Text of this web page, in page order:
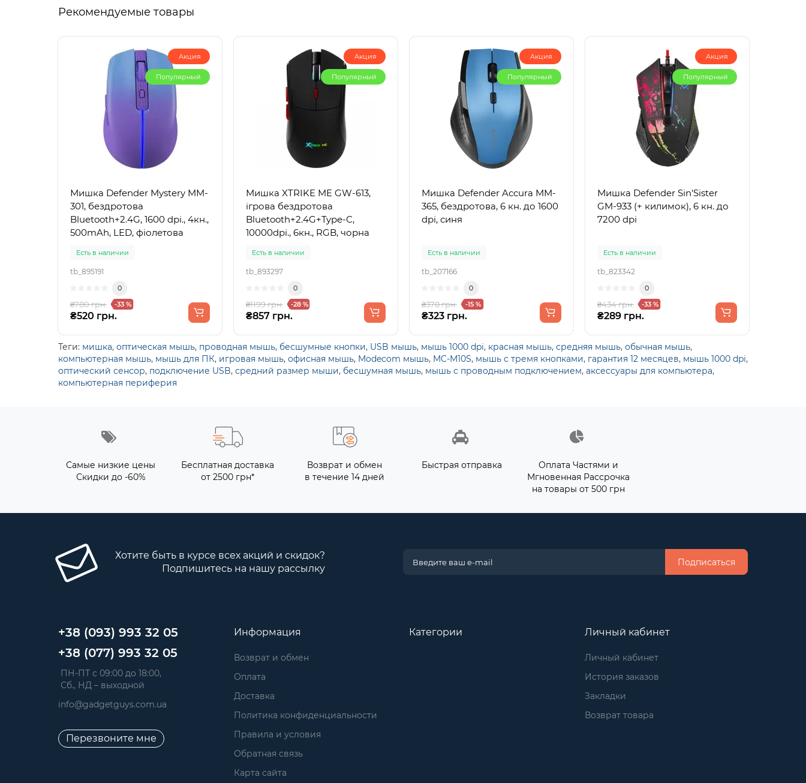
Рекомендуемые товары
Акция
Популярный
Мишка Defender Mystery MM-
301, бездротова
Bluetooth+2.4G, 1600 dpi., 4кн.,
500mAh, LED, фіолетова
Есть в наличии
tb_895191
0
₴780 грн. -33 %
₴520 грн.
Акция
Популярный
Мишка XTRIKE ME GW-613,
ігрова бездротова
Bluetooth+2.4G+Type-C,
10000dpi., 6кн., RGB, чорна
Есть в наличии
tb_893297
0
₴1199 грн. -28 %
₴857 грн.
Акция
Популярный
Мишка Defender Accura MM-
365, бездротова, 6 кн. до 1600
dpi, синя
Есть в наличии
tb_207166
0
₴378 грн. -15 %
₴323 грн.
Акция
Популярный
Мишка Defender Sin'Sister
GM-933 (+ килимок), 6 кн. до
7200 dpi
Есть в наличии
tb_823342
0
₴434 грн. -33 %
₴289 грн.
Теги: мишка, оптическая мышь, проводная мышь, бесшумные кнопки, USB мышь, мышь 1000 dpi, красная мышь, средняя мышь, обычная мышь,
компьютерная мышь, мышь для ПК, игровая мышь, офисная мышь, Modecom мышь, MC-M10S, мышь с тремя кнопками, гарантия 12 месяцев, мышь 1000 dpi,
оптический сенсор, подключение USB, средний размер мыши, бесшумная мышь, мышь с проводным подключением, аксессуары для компьютера,
компьютерная периферия
Самые низкие цены
Скидки до -60%
Бесплатная доставка
от 2500 грн*
Возврат и обмен
в течение 14 дней
Быстрая отправка
Оплата Частями и
Мгновенная Рассрочка
на товары от 500 грн
Хотите быть в курсе всех акций и скидок?
Подпишитесь на нашу рассылку
Подписаться
+38 (093) 993 32 05
+38 (077) 993 32 05
ПН-ПТ с 09:00 до 18:00,
Сб., НД – выходной
info@gadgetguys.com.ua
Перезвоните мне
Информация
Возврат и обмен
Оплата
Доставка
Политика конфиденциальности
Правила и условия
Обратная связь
Карта сайта
Категории Личный кабинет
Личный кабинет
История заказов
Закладки
Возврат товара